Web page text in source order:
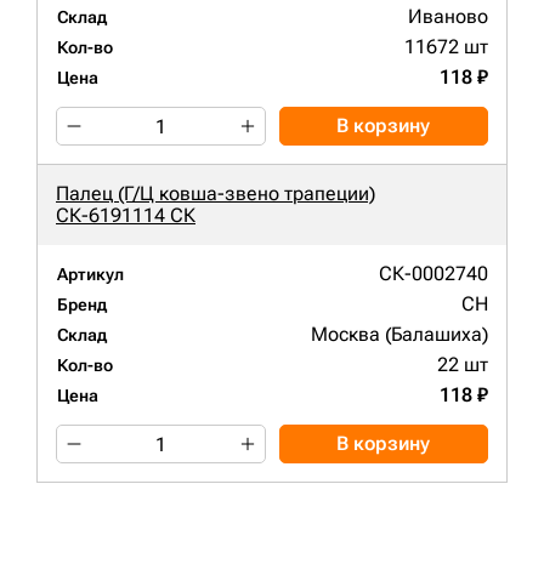
Склад Иваново
Кол-во 11672 шт
Цена 118 ₽
В корзину
Палец (Г/Ц ковша-звено трапеции)
СК-6191114 СК
Артикул СК-0002740
Бренд CH
Склад Москва (Балашиха)
Кол-во 22 шт
Цена 118 ₽
В корзину